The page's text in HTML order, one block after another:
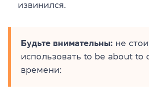
извинился.
Будьте внимательны: не
использовать to be about to
времени: